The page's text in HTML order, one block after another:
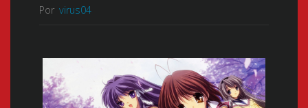
Por virus04